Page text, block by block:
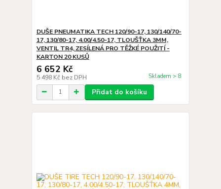
DUŠE PNEUMATIKA TECH 120/90-17, 130/140/70-
17, 130/80-17, 4.00/4.50-17, TLOUŠŤKA 3MM,
VENTIL TR4, ZESÍLENÁ PRO TĚŽKÉ POUŽITÍ -
KARTON 20 KUSŮ
6 652 Kč
5 498 Kč bez DPH Skladem > 8
Přidat do košíku